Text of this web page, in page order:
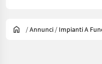
/Annunci / Impianti A